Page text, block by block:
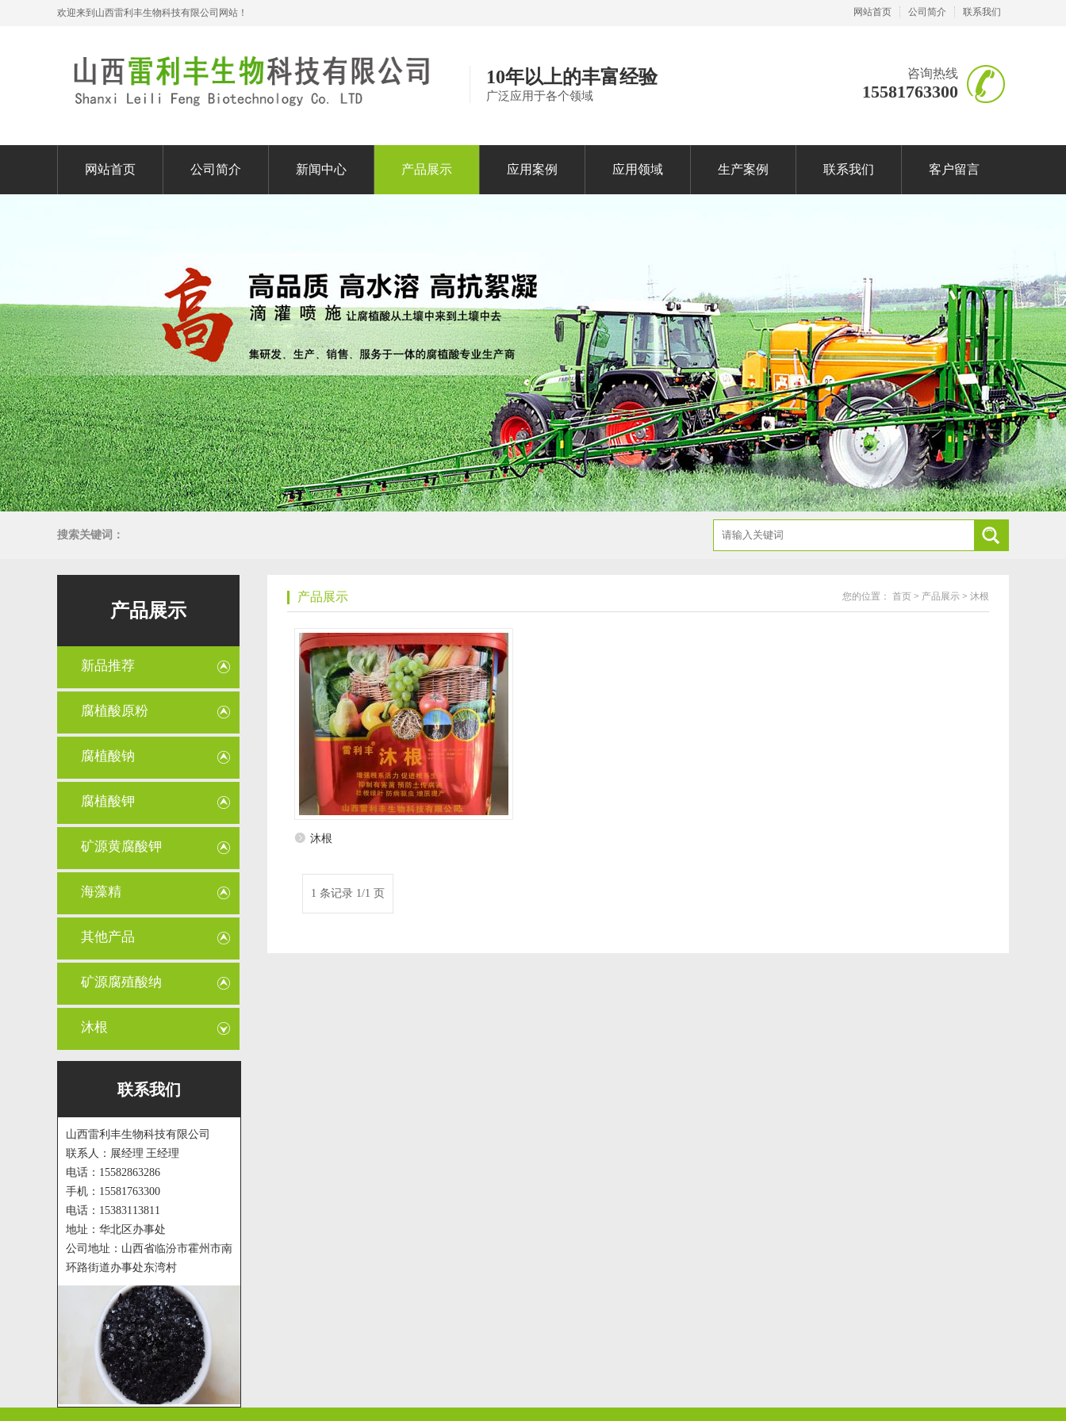
欢迎来到山西雷利丰生物科技有限公司网站！ 网站首页 公司简介 联系我们
10年以上的丰富经验
广泛应用于各个领域
咨询热线
15581763300
网站首页 公司简介 新闻中心 产品展示 应用案例 应用领域 生产案例 联系我们 客户留言
搜索关键词：
产品展示
新品推荐
腐植酸原粉
腐植酸钠
腐植酸钾
矿源黄腐酸钾
海藻精
其他产品
矿源腐殖酸纳
沐根
联系我们
山西雷利丰生物科技有限公司
联系人：展经理 王经理
电话：15582863286
手机：15581763300
电话：15383113811
地址：华北区办事处
公司地址：山西省临汾市霍州市南
环路街道办事处东湾村
产品展示 您的位置： 首页 > 产品展示 > 沐根
沐根
1 条记录 1/1 页